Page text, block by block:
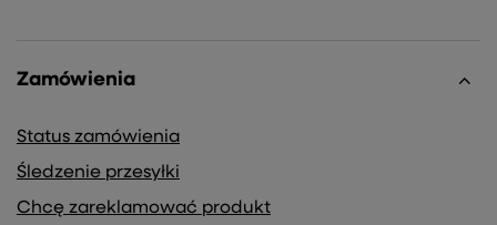
Zamówienia
Status zamówienia
Śledzenie przesyłki
Chcę zareklamować produkt